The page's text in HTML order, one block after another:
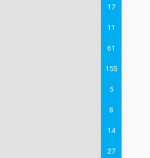
17
11
61
155
5
8
14
27